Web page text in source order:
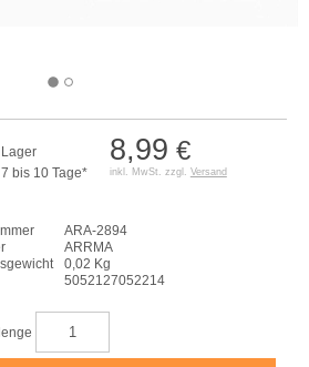
8,99 €
inkl. MwSt. zzgl. Versand
bis 10 Tage*
ARA-2894
ARRMA
0,02 Kg
5052127052214